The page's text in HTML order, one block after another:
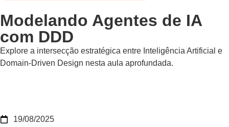
Modelando Agentes de IA
com DDD
Explore a intersecção estratégica entre Inteligência Artificial e
Domain-Driven Design nesta aula aprofundada.
19/08/2025